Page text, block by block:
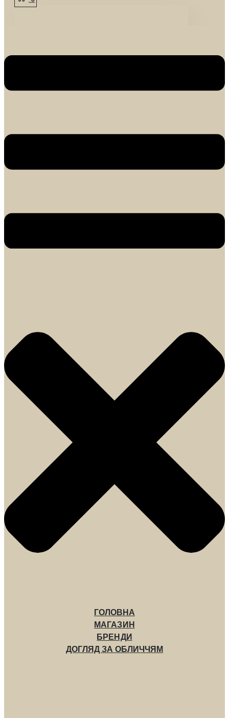
ГОЛОВНА
МАГАЗИН
БРЕНДИ
ДОГЛЯД ЗА ОБЛИЧЧЯМ